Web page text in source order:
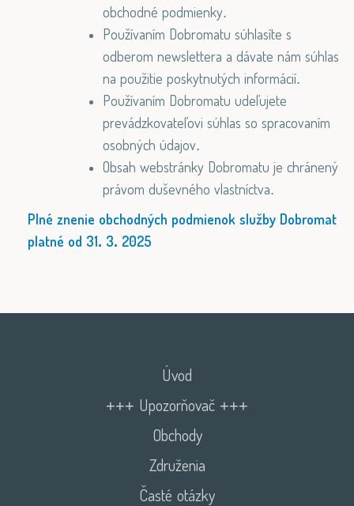
obchodné podmienky.
Používaním Dobromatu súhlasíte s
odberom newslettera a dávate nám súhlas
na použitie poskytnutých informácií.
Používaním Dobromatu udeľujete
prevádzkovateľovi súhlas so spracovaním
osobných údajov.
Obsah webstránky Dobromatu je chránený
právom duševného vlastníctva.
Plné znenie obchodných podmienok služby Dobromat
platné od 31. 3. 2025
Úvod
+++ Upozorňovač +++
Obchody
Združenia
Časté otázky